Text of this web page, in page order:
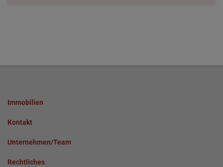
Immobilien
Kontakt
Unternehmen/Team
Rechtliches